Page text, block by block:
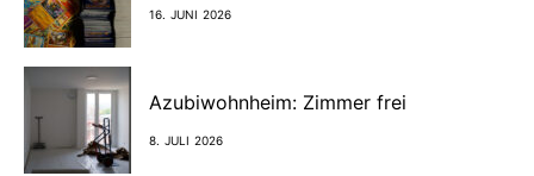
16. JUNI 2026
Azubiwohnheim: Zimmer frei
8. JULI 2026